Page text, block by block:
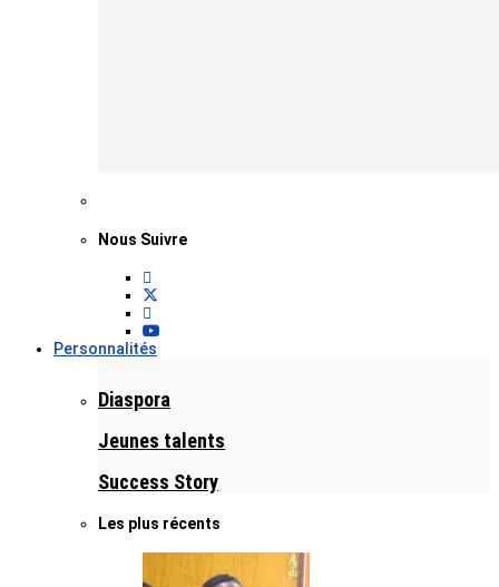
Nous Suivre
Personnalités
Diaspora
Jeunes talents
Success Story
Les plus récents